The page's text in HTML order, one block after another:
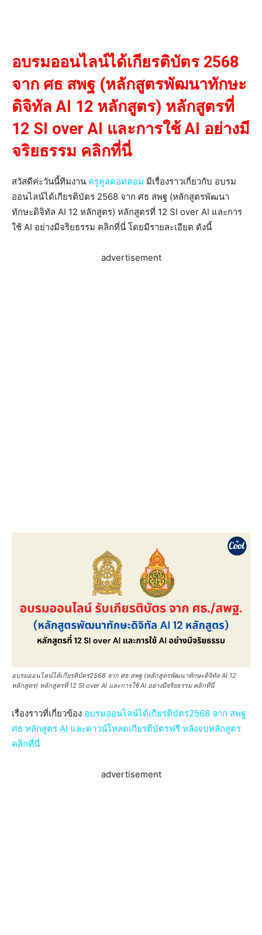
อบรมออนไลน์ได้เกียรติบัตร 2568
จาก ศธ สพฐ (หลักสูตรพัฒนาทักษะ
ดิจิทัล AI 12 หลักสูตร) หลักสูตรที่
12 SI over AI และการใช้ AI อย่างมี
จริยธรรม คลิกที่นี่
สวัสดีค่ะวันนี้ทีมงาน ครูคูลดอทคอม มีเรื่องราวเกี่ยวกับ อบรม
ออนไลน์ได้เกียรติบัตร 2568 จาก ศธ สพฐ (หลักสูตรพัฒนา
ทักษะดิจิทัล AI 12 หลักสูตร) หลักสูตรที่ 12 SI over AI และการ
ใช้ AI อย่างมีจริยธรรม คลิกที่นี่ โดยมีรายละเอียด ดังนี้
advertisement
อบรมออนไลน์ได้เกียรติบัตร2568 จาก ศธ สพฐ (หลักสูตรพัฒนาทักษะดิจิทัล AI 12
หลักสูตร) หลักสูตรที่ 12 SI over AI และการใช้ AI อย่างมีจริยธรรม คลิกที่นี่
เรื่องราวที่เกี่ยวข้อง อบรมออนไลน์ได้เกียรติบัตร2568 จาก สพฐ
ศธ หลักสูตร AI และดาวน์โหลดเกียรติบัตรฟรี หลังจบหลักสูตร
คลิกที่นี่
advertisement